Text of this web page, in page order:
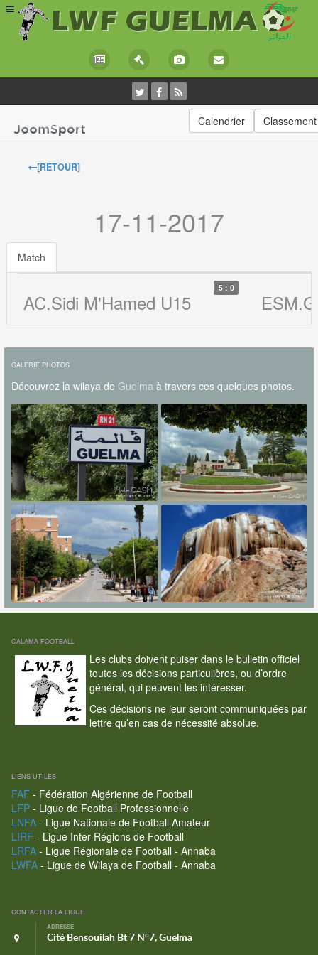
Calendrier Classement
[RETOUR]
17-11-2017
Match
AC.Sidi M'Hamed U15
5 : 0
GALERIE PHOTOS
Découvrez la wilaya de Guelma à travers ces quelques photos.
CALAMA FOOTBALL
Les clubs doivent puiser dans le bulletin officiel
toutes les décisions particulières, ou d’ordre
général, qui peuvent les intéresser.
Ces décisions ne leur seront communiquées par
lettre qu’en cas de nécessité absolue.
LIENS UTILES
FAF - Fédération Algérienne de Football
LFP- Ligue de Football Professionnelle
LNFA- Ligue Nationale de Football Amateur
LIRF - Ligue Inter-Régions de Football
LRFA- Ligue Régionale de Football - Annaba
LWFA- Ligue de Wilaya de Football - Annaba
CONTACTER LA LIGUE
ADRESSE
Cité Bensouilah Bt 7 N°7, Guelma